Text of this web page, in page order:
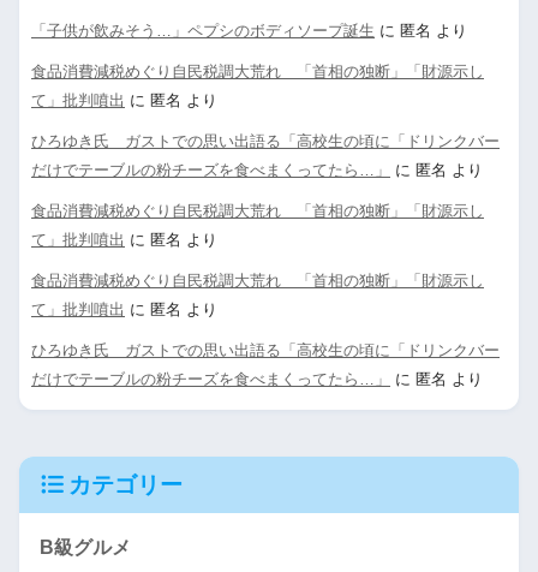
「子供が飲みそう…」ペプシのボディソープ誕生 に 匿名 より
食品消費減税めぐり自民税調大荒れ 「首相の独断」「財源示し
て」批判噴出 に 匿名 より
ひろゆき氏 ガストでの思い出語る「高校生の頃に「ドリンクバー
だけでテーブルの粉チーズを食べまくってたら…」
に 匿名 より
食品消費減税めぐり自民税調大荒れ 「首相の独断」「財源示し
て」批判噴出 に 匿名 より
食品消費減税めぐり自民税調大荒れ 「首相の独断」「財源示し
て」批判噴出 に 匿名 より
ひろゆき氏 ガストでの思い出語る「高校生の頃に「ドリンクバー
だけでテーブルの粉チーズを食べまくってたら…」
に 匿名 より
カテゴリー
B級グルメ